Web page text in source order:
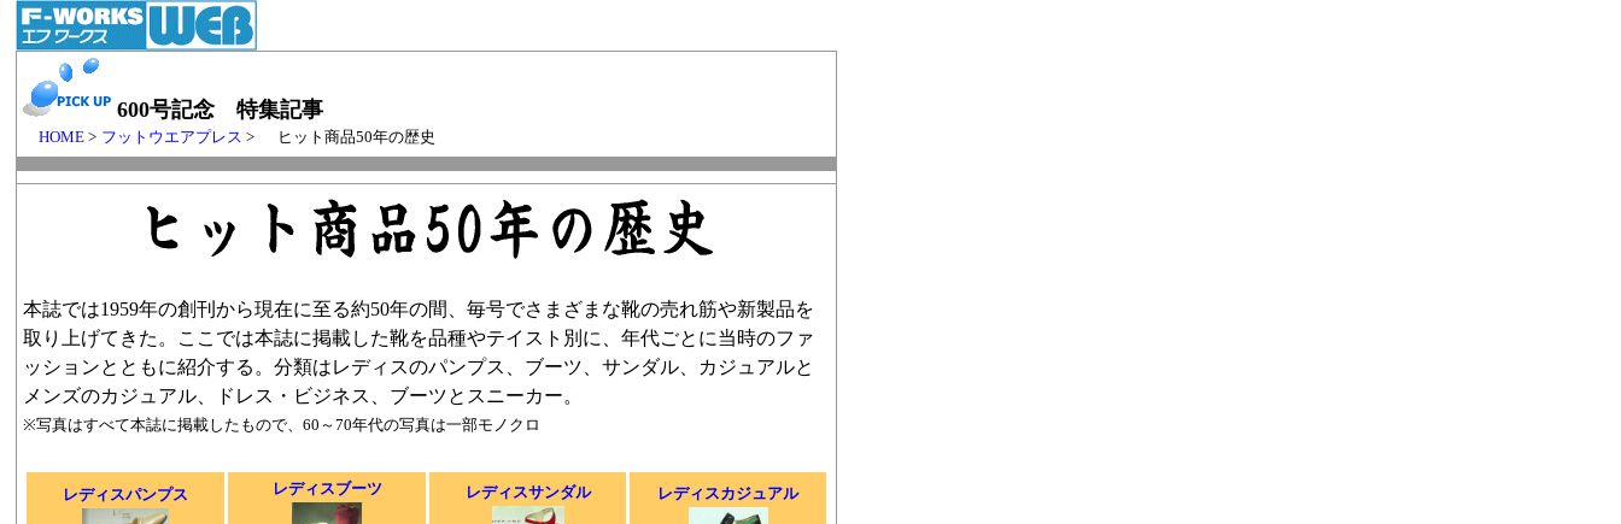
600号記念 特集記事
HOME > フットウエアプレス> ヒット商品50年の歴史
本誌では1959年の創刊から現在に至る約50年の間、毎号でさまざまな靴の売れ筋や新製品を
取り上げてきた。ここでは本誌に掲載した靴を品種やテイスト別に、年代ごとに当時のファ
ッションとともに紹介する。分類はレディスのパンプス、ブーツ、サンダル、カジュアルと
メンズのカジュアル、ドレス・ビジネス、ブーツとスニーカー。
※写真はすべて本誌に掲載したもので、60～70年代の写真は一部モノクロ
レディスパンプス レディスブーツ レディスサンダル レディスカジュアル